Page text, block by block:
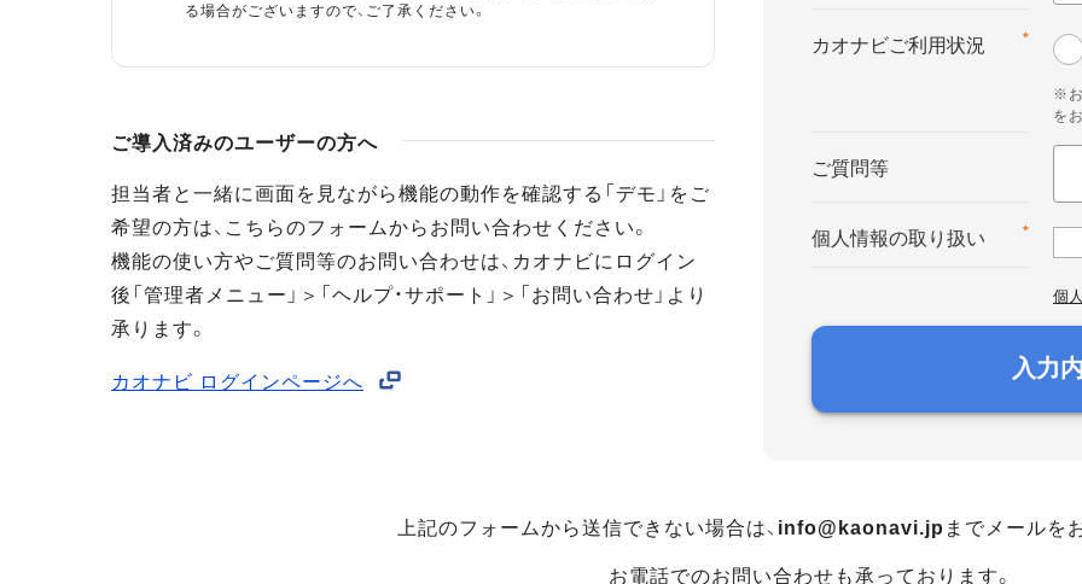
る場合がございますので、ご了承ください。
ご導入済みのユーザーの方へ
担当者と一緒に画面を見ながら機能の動作を確認する「デモ」をご
希望の方は、こちらのフォームからお問い合わせください。
機能の使い方やご質問等のお問い合わせは、カオナビにログイン
後「管理者メニュー」＞「ヘルプ・サポート」＞「お問い合わせ」より
承ります。
カオナビ ログインページへ
*
カオナビご利用状況
※お
を
ご質問等
*
個人情報の取り扱い
個
入力
上記のフォームから送信できない場合は、 info@kaonavi.jp までメールを
お電話でのお問い合わせも承っております。